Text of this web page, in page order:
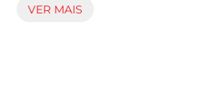
lanche individual ou para
VER MAIS